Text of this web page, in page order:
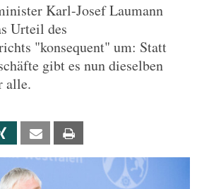
Karl-Josef Laumann
Urteil des
"konsequent" um: Statt
gibt es nun dieselben
alle.
Xing Email